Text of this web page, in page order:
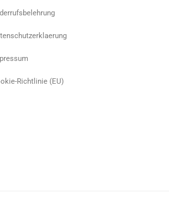
Richtlinie (EU)